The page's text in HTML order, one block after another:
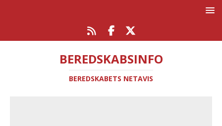
BEREDSKABSINFO
BEREDSKABETS NETAVIS